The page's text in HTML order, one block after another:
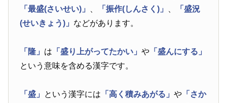
「最盛(さいせい)」
「振作(しんさく)」
「盛況
(せいきょう)」 などがあります。
「隆」 は 「盛り上がってたかい」や 「盛んにする」
という意味を含める漢字です。
「盛」 という漢字には 「高く積みあがる」や 「さか